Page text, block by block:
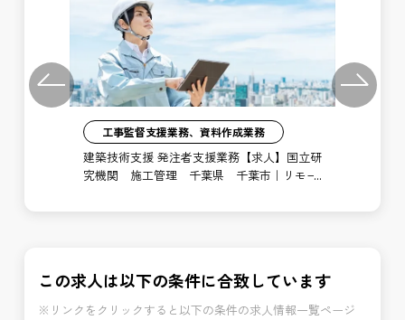
Previous
工事監督支援業務、資料作成業務
建築技術支援 発注者支援業務【求人】国立研
究機関 施工管理 千葉県 千葉市｜リモー
Next
この求人は以下の条件に合致しています
※リンクをクリックすると以下の条件の求人情報一覧ページ